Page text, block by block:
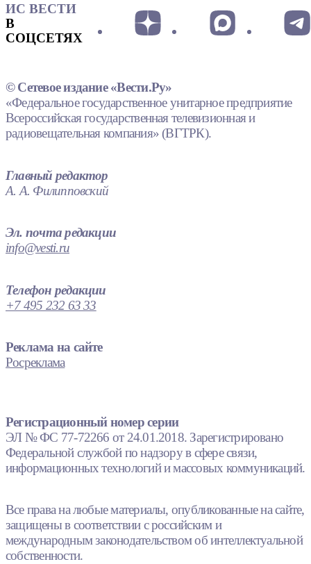
ИС ВЕСТИ
В
СОЦСЕТЯХ
© Сетевое издание «Вести.Ру»
«Федеральное государственное унитарное предприятие
Всероссийская государственная телевизионная и
радиовещательная компания» (ВГТРК).
Главный редактор
А. А. Филипповский
Эл. почта редакции
info@vesti.ru
Телефон редакции
+7 495 232 63 33
Реклама на сайте
Росреклама
Регистрационный номер серии
ЭЛ № ФС 77-72266 от 24.01.2018. Зарегистрировано
Федеральной службой по надзору в сфере связи,
информационных технологий и массовых коммуникаций.
Все права на любые материалы, опубликованные на сайте,
защищены в соответствии с российским и
международным законодательством об интеллектуальной
собственности.